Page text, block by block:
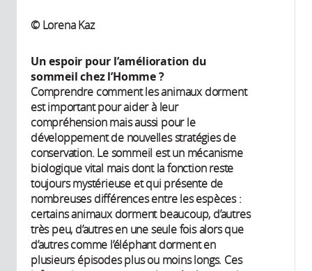
© Lorena Kaz
Un espoir pour l’amélioration du
sommeil chez l’Homme ?
Comprendre comment les animaux dorment
est important pour aider à leur
compréhension mais aussi pour le
développement de nouvelles stratégies de
conservation. Le sommeil est un mécanisme
biologique vital mais dont la fonction reste
toujours mystérieuse et qui présente de
nombreuses différences entre les espèces :
certains animaux dorment beaucoup, d’autres
très peu, d’autres en une seule fois alors que
d’autres comme l’éléphant dorment en
plusieurs épisodes plus ou moins longs. Ces